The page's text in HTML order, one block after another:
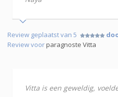
Review geplaatst van 5
Review voorparagnoste Vitta
Vitta is een geweldig,